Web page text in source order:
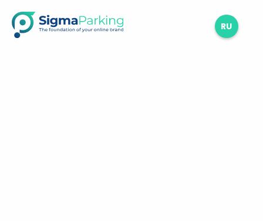
RU